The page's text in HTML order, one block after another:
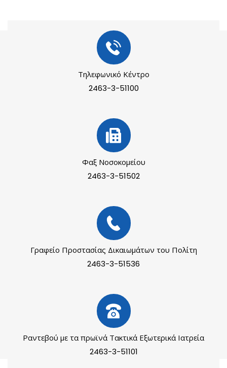
Τηλεφωνικό Κέντρο
2463-3-51100
Φαξ Νοσοκομείου
2463-3-51502
Γραφείο Προστασίας Δικαιωμάτων του Πολίτη
2463-3-51536
Ραντεβού με τα πρωϊνά Τακτικά Εξωτερικά Ιατρεία
2463-3-51101